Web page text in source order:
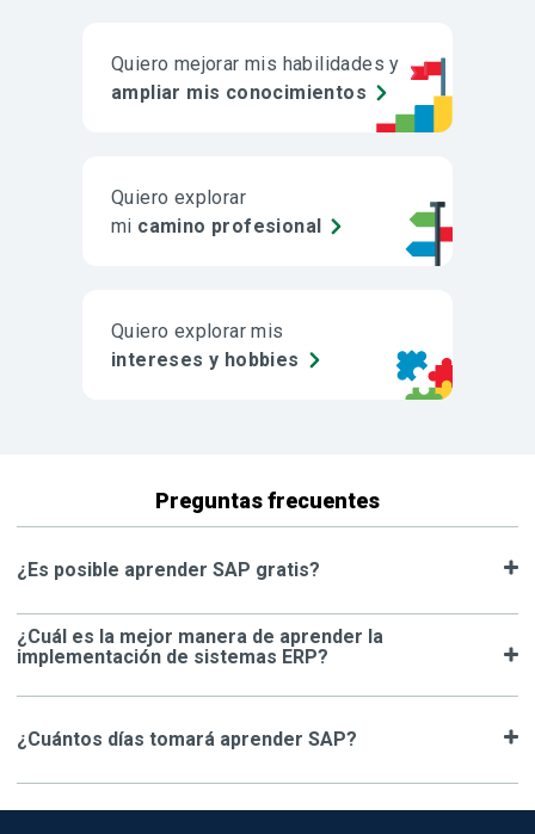
Quiero mejorar mis habilidades y
ampliar mis conocimientos
Quiero explorar
mi camino profesional
Quiero explorar mis
intereses y hobbies
Preguntas frecuentes
¿Es posible aprender SAP gratis?
¿Cuál es la mejor manera de aprender la
implementación de sistemas ERP?
¿Cuántos días tomará aprender SAP?